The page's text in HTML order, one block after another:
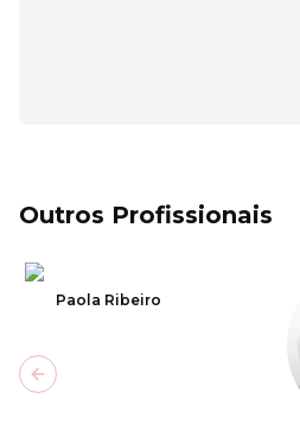
Outros Profissionais
Paola Ribeiro
Previous slide